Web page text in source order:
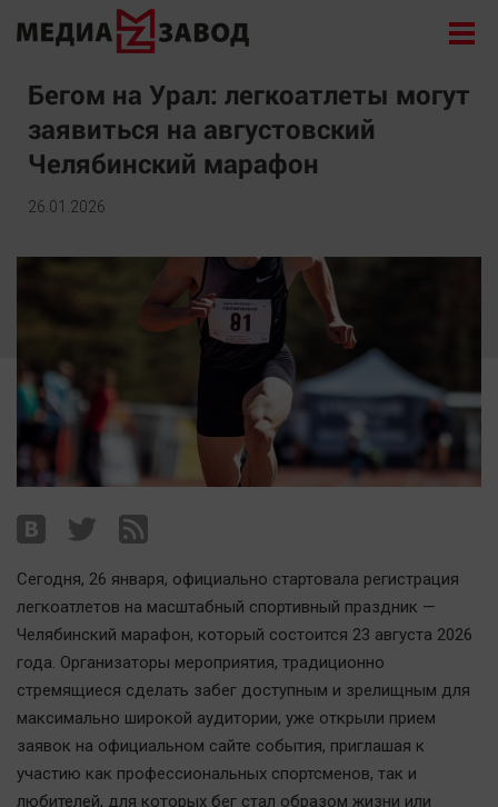
Новости
Экономика
Происшествия
Общество
Курилка
Поиск
Архив
Наша победа
Политика
Экономика
Здоровье
Культура
Курилка
Мнения
Бегом на Урал: легкоатлеты могут
заявиться на августовский
Челябинский марафон
26.01.2026
Сегодня, 26 января, официально стартовала регистрация
легкоатлетов на масштабный спортивный праздник —
Челябинский марафон, который состоится 23 августа 2026
года. Организаторы мероприятия, традиционно
стремящиеся сделать забег доступным и зрелищным для
максимально широкой аудитории, уже открыли прием
заявок на официальном сайте события, приглашая к
участию как профессиональных спортсменов, так и
любителей, для которых бег стал образом жизни или